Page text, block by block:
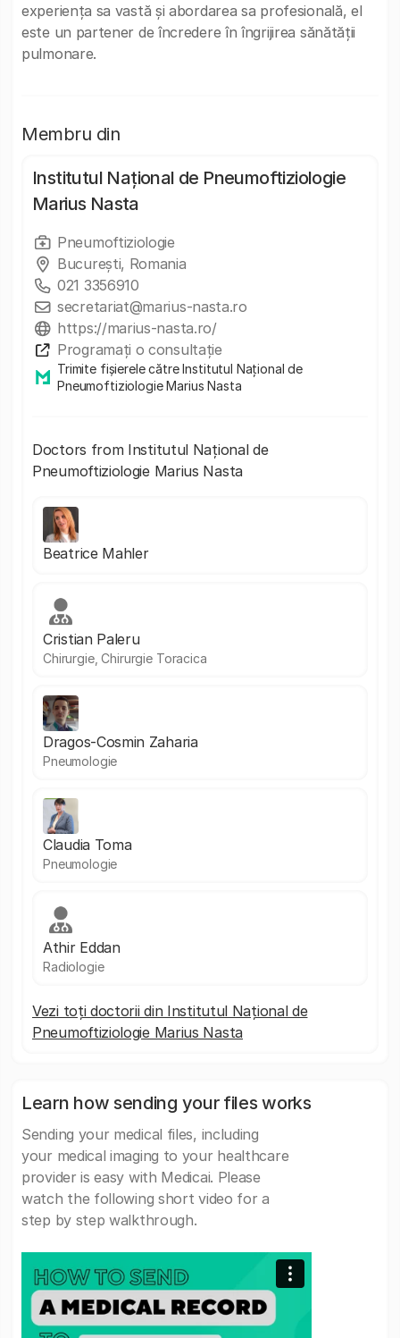
experiența sa vastă și abordarea sa profesională, el
este un partener de încredere în îngrijirea sănătății
pulmonare.
Membru din
Institutul Național de Pneumoftiziologie
Marius Nasta
Pneumoftiziologie
București, Romania
021 3356910
secretariat@marius-nasta.ro
https://marius-nasta.ro/
Programați o consultație
Trimite fișierele către Institutul Național de
Pneumoftiziologie Marius Nasta
Doctors from Institutul Național de
Pneumoftiziologie Marius Nasta
Beatrice Mahler
Cristian Paleru
Chirurgie, Chirurgie Toracica
Dragos-Cosmin Zaharia
Pneumologie
Claudia Toma
Pneumologie
Athir Eddan
Radiologie
Vezi toți doctorii din Institutul Național de
Pneumoftiziologie Marius Nasta
Learn how sending your files works
Sending your medical files, including
your medical imaging to your healthcare
provider is easy with Medicai. Please
watch the following short video for a
step by step walkthrough.